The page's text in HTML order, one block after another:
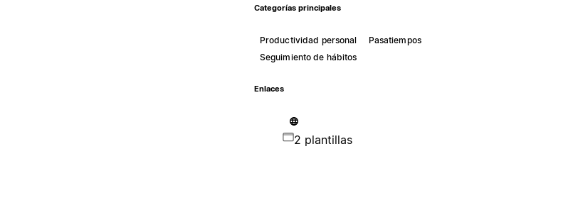
Categorías principales
Productividad personal
Pasatiempos
Seguimiento de hábitos
Enlaces
2 plantillas